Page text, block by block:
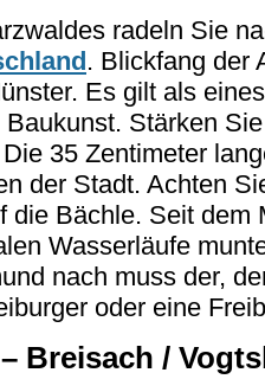
radeln Sie
. Blickfang der
Es gilt als
Stärken
35 Zentimeter
der Stadt. Achten
die Bächle. Seit dem
Wasserläufe
nach muss der,
oder eine
Breisach /